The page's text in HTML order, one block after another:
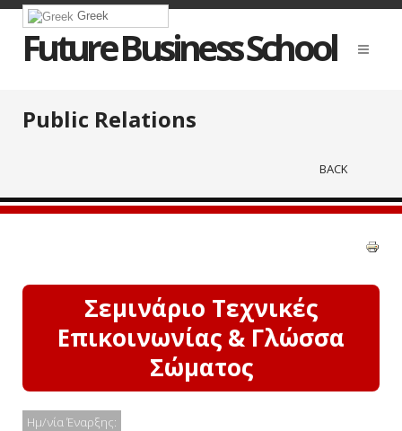
Greek
Future Business School
Public Relations
BACK
Σεμινάριο Τεχνικές
Επικοινωνίας & Γλώσσα
Σώματος
Ημ/νία Έναρξης: